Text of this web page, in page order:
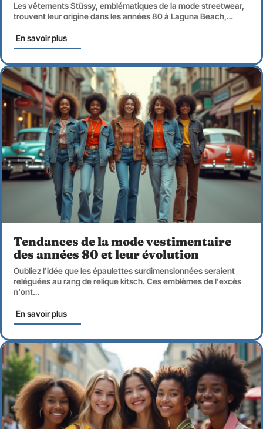
Les vêtements Stüssy, emblématiques de la mode streetwear,
trouvent leur origine dans les années 80 à Laguna Beach,…
En savoir plus
Tendances de la mode vestimentaire
des années 80 et leur évolution
Oubliez l'idée que les épaulettes surdimensionnées seraient
reléguées au rang de relique kitsch. Ces emblèmes de l'excès
n'ont…
En savoir plus